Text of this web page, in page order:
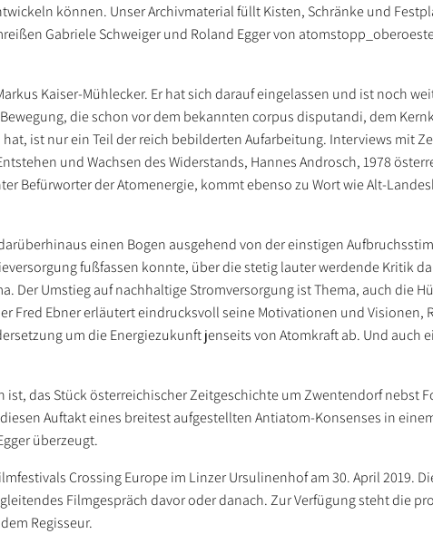
können. Unser Archivmaterial füllt Kisten, Schränke und
Gabriele Schweiger und Roland Egger von
Kaiser-Mühlecker. Er hat sich darauf eingelassen und ist noch
die schon vor dem bekannten corpus disputandi, dem
ist nur ein Teil der reich bebilderten Aufarbeitung. Interviews mit
und Wachsen des Widerstands, Hannes Androsch, 1978
Befürworter der Atomenergie, kommt ebenso zu Wort wie Alt-
einen Bogen ausgehend von der einstigen
fußfassen konnte, über die stetig lauter werdende Kritik
Der Umstieg auf nachhaltige Stromversorgung ist Thema, auch die
Fred Ebner erläutert eindrucksvoll seine Motivationen und Visionen,
um die Energiezukunft jenseits von Atomkraft ab. Und auch
ist, das Stück österreichischer Zeitgeschichte um Zwentendorf nebst
Auftakt eines breitest aufgestellten Antiatom-Konsenses in
überzeugt.
Crossing Europe im Linzer Ursulinenhof am 30. April 2019.
Filmgespräch davor oder danach. Zur Verfügung steht die
Regisseur.